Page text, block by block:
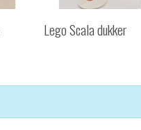
Lego Scala dukker